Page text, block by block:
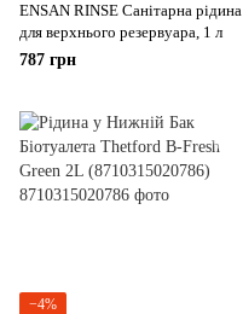
ENSAN RINSE Санітарна рідина
для верхнього резервуара, 1 л
787 грн
−4%